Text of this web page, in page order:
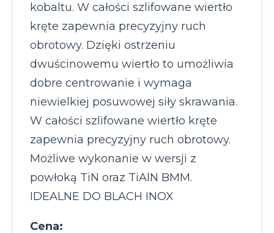
kobaltu. W całości szlifowane wiertło
kręte zapewnia precyzyjny ruch
obrotowy. Dzięki ostrzeniu
dwuścinowemu wiertło to umożliwia
dobre centrowanie i wymaga
niewielkiej posuwowej siły skrawania.
W całości szlifowane wiertło kręte
zapewnia precyzyjny ruch obrotowy.
Możliwe wykonanie w wersji z
powłoką TiN oraz TiAlN BMM.
IDEALNE DO BLACH INOX
Cena: